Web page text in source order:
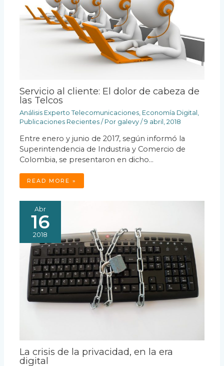
Servicio al cliente: El dolor de cabeza de
las Telcos
Análisis Experto Telecomunicaciones Economía Digital
Publicaciones Recientes / Por galevy/9 abril, 2018
Entre enero y junio de 2017, según informó la
Superintendencia de Industria y Comercio de
Colombia, se presentaron en dicho…
READ MORE »
Abr
16
2018
La crisis de la privacidad, en la era
digital